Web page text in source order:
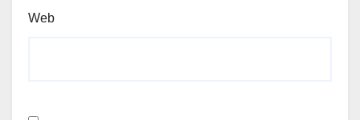
Web